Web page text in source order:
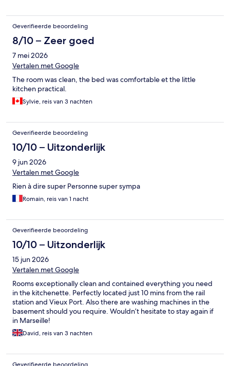
Geverifieerde beoordeling
8/10 – Zeer goed
7 mei 2026
Vertalen met Google
The room was clean, the bed was comfortable et the little
kitchen practical.
Sylvie, reis van 3 nachten
Geverifieerde beoordeling
10/10 – Uitzonderlijk
9 jun 2026
Vertalen met Google
Rien à dire super Personne super sympa
Romain, reis van 1 nacht
Geverifieerde beoordeling
10/10 – Uitzonderlijk
15 jun 2026
Vertalen met Google
Rooms exceptionally clean and contained everything you need
in the kitchenette. Perfectly located just 10 mins from the rail
station and Vieux Port. Also there are washing machines in the
basement should you require. Wouldn’t hesitate to stay again if
in Marseille!
David, reis van 3 nachten